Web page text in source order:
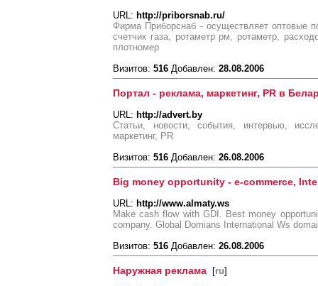
URL: http://priborsnab.ru/
Фирма Приборснаб - осуществляет оптовые
счетчик газа, ротаметр рм, ротаметр,
плотномер
Визитов: 516 Добавлен: 28.08.2006
Портал - реклама, маркетинг, PR в
URL: http://advert.by
Статьи, новости, события, интервью,
маркетинг, PR
Визитов: 516 Добавлен: 26.08.2006
Big money opportunity - e-commerce,
URL: http://www.almaty.ws
Make cash flow with GDI. Best money
company. Global Domians International Ws
Визитов: 516 Добавлен: 26.08.2006
Наружная реклама [ru]